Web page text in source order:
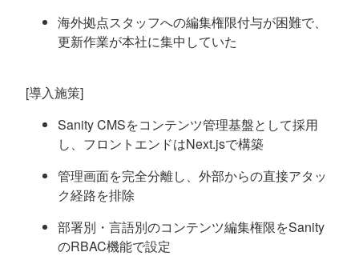
海外拠点スタッフへの編集権限付与が困難で、
更新作業が本社に集中していた
[導入施策]
Sanity CMSをコンテンツ管理基盤として採用
し、フロントエンドはNext.jsで構築
管理画面を完全分離し、外部からの直接アタッ
ク経路を排除
部署別・言語別のコンテンツ編集権限をSanity
のRBAC機能で設定